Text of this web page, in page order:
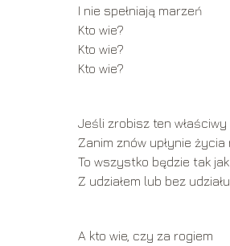
I nie spełniają marzeń
Kto wie?
Kto wie?
Kto wie?
Jeśli zrobisz ten właściwy
Zanim znów upłynie życia
To wszystko będzie tak
Z udziałem lub bez
A kto wie, czy za rogiem